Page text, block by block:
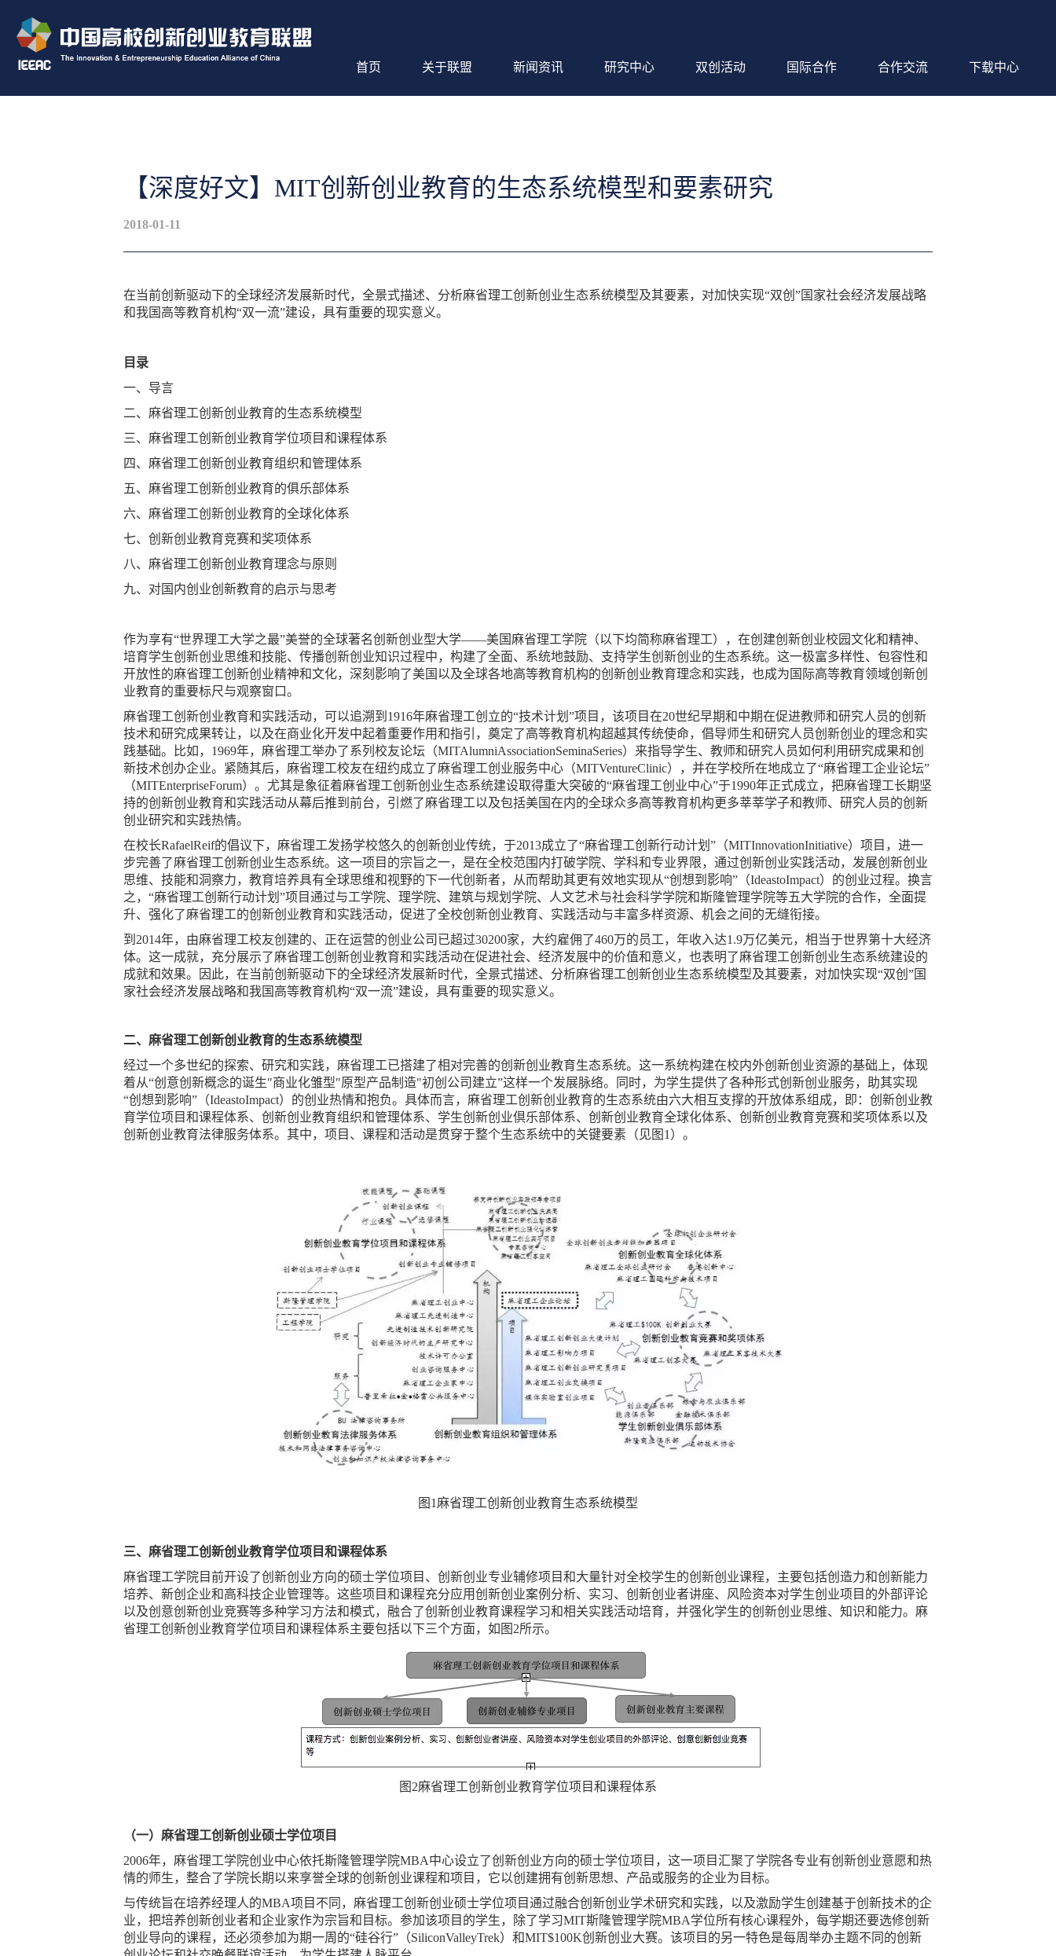
首页 关于联盟 新闻资讯 研究中心 双创活动 国际合作 合作交流 下载中心
【深度好文】MIT创新创业教育的生态系统模型和要素研究
2018-01-11
在当前创新驱动下的全球经济发展新时代，全景式描述、分析麻省理工创新创业生态系统模型及其要素，对加快实现“双创”国家社会经济发展战略
和我国高等教育机构“双一流”建设，具有重要的现实意义。
目录
一、导言
二、麻省理工创新创业教育的生态系统模型
三、麻省理工创新创业教育学位项目和课程体系
四、麻省理工创新创业教育组织和管理体系
五、麻省理工创新创业教育的俱乐部体系
六、麻省理工创新创业教育的全球化体系
七、创新创业教育竞赛和奖项体系
八、麻省理工创新创业教育理念与原则
九、对国内创业创新教育的启示与思考
作为享有“世界理工大学之最”美誉的全球著名创新创业型大学——美国麻省理工学院（以下均简称麻省理工），在创建创新创业校园文化和精神、
培育学生创新创业思维和技能、传播创新创业知识过程中，构建了全面、系统地鼓励、支持学生创新创业的生态系统。这一极富多样性、包容性和
开放性的麻省理工创新创业精神和文化，深刻影响了美国以及全球各地高等教育机构的创新创业教育理念和实践，也成为国际高等教育领域创新创
业教育的重要标尺与观察窗口。
麻省理工创新创业教育和实践活动，可以追溯到1916年麻省理工创立的“技术计划”项目，该项目在20世纪早期和中期在促进教师和研究人员的创新
技术和研究成果转让，以及在商业化开发中起着重要作用和指引，奠定了高等教育机构超越其传统使命，倡导师生和研究人员创新创业的理念和实
践基础。比如，1969年，麻省理工举办了系列校友论坛（MITAlumniAssociationSeminaSeries）来指导学生、教师和研究人员如何利用研究成果和创
新技术创办企业。紧随其后，麻省理工校友在纽约成立了麻省理工创业服务中心（MITVentureClinic），并在学校所在地成立了“麻省理工企业论坛”
（MITEnterpriseForum）。尤其是象征着麻省理工创新创业生态系统建设取得重大突破的“麻省理工创业中心”于1990年正式成立，把麻省理工长期坚
持的创新创业教育和实践活动从幕后推到前台，引燃了麻省理工以及包括美国在内的全球众多高等教育机构更多莘莘学子和教师、研究人员的创新
创业研究和实践热情。
在校长RafaelReif的倡议下，麻省理工发扬学校悠久的创新创业传统，于2013成立了“麻省理工创新行动计划”（MITInnovationInitiative）项目，进一
步完善了麻省理工创新创业生态系统。这一项目的宗旨之一，是在全校范围内打破学院、学科和专业界限，通过创新创业实践活动，发展创新创业
思维、技能和洞察力，教育培养具有全球思维和视野的下一代创新者，从而帮助其更有效地实现从“创想到影响”（IdeastoImpact）的创业过程。换言
之，“麻省理工创新行动计划”项目通过与工学院、理学院、建筑与规划学院、人文艺术与社会科学学院和斯隆管理学院等五大学院的合作，全面提
升、强化了麻省理工的创新创业教育和实践活动，促进了全校创新创业教育、实践活动与丰富多样资源、机会之间的无缝衔接。
到2014年，由麻省理工校友创建的、正在运营的创业公司已超过30200家，大约雇佣了460万的员工，年收入达1.9万亿美元，相当于世界第十大经济
体。这一成就，充分展示了麻省理工创新创业教育和实践活动在促进社会、经济发展中的价值和意义，也表明了麻省理工创新创业生态系统建设的
成就和效果。因此，在当前创新驱动下的全球经济发展新时代，全景式描述、分析麻省理工创新创业生态系统模型及其要素，对加快实现“双创”国
家社会经济发展战略和我国高等教育机构“双一流”建设，具有重要的现实意义。
二、麻省理工创新创业教育的生态系统模型
经过一个多世纪的探索、研究和实践，麻省理工已搭建了相对完善的创新创业教育生态系统。这一系统构建在校内外创新创业资源的基础上，体现
着从“创意创新概念的诞生"商业化雏型"原型产品制造"初创公司建立”这样一个发展脉络。同时，为学生提供了各种形式创新创业服务，助其实现
“创想到影响”（IdeastoImpact）的创业热情和抱负。具体而言，麻省理工创新创业教育的生态系统由六大相互支撑的开放体系组成，即：创新创业教
育学位项目和课程体系、创新创业教育组织和管理体系、学生创新创业倶乐部体系、创新创业教育全球化体系、创新创业教育竞赛和奖项体系以及
创新创业教育法律服务体系。其中，项目、课程和活动是贯穿于整个生态系统中的关键要素（见图1）。
图1麻省理工创新创业教育生态系统模型
三、麻省理工创新创业教育学位项目和课程体系
麻省理工学院目前开设了创新创业方向的硕士学位项目、创新创业专业辅修项目和大量针对全校学生的创新创业课程，主要包括创造力和创新能力
培养、新创企业和高科技企业管理等。这些项目和课程充分应用创新创业案例分析、实习、创新创业者讲座、风险资本对学生创业项目的外部评论
以及创意创新创业竞赛等多种学习方法和模式，融合了创新创业教育课程学习和相关实践活动培育，并强化学生的创新创业思维、知识和能力。麻
省理工创新创业教育学位项目和课程体系主要包括以下三个方面，如图2所示。
图2麻省理工创新创业教育学位项目和课程体系
（一）麻省理工创新创业硕士学位项目
2006年，麻省理工学院创业中心依托斯隆管理学院MBA中心设立了创新创业方向的硕士学位项目，这一项目汇聚了学院各专业有创新创业意愿和热
情的师生，整合了学院长期以来享誉全球的创新创业课程和项目，它以创建拥有创新思想、产品或服务的企业为目标。
与传统旨在培养经理人的MBA项目不同，麻省理工创新创业硕士学位项目通过融合创新创业学术研究和实践，以及激励学生创建基于创新技术的企
业，把培养创新创业者和企业家作为宗旨和目标。参加该项目的学生，除了学习MIT斯隆管理学院MBA学位所有核心课程外，每学期还要选修创新
创业导向的课程，还必须参加为期一周的“硅谷行”（SiliconValleyTrek）和MIT$100K创新创业大赛。该项目的另一特色是每周举办主题不同的创新